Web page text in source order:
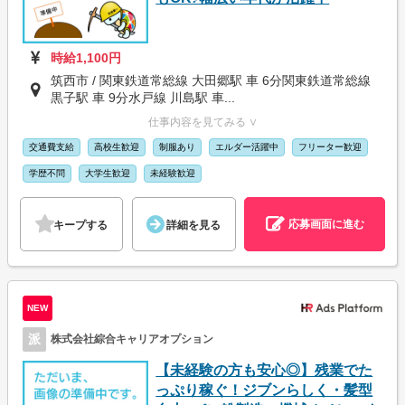
時給1,100円
筑西市 / 関東鉄道常総線 大田郷駅 車 6分関東鉄道常総線
黒子駅 車 9分水戸線 川島駅 車...
仕事内容を見てみる ∨
交通費支給 高校生歓迎 制服あり エルダー活躍中 フリーター歓迎
学歴不問 大学生歓迎 未経験歓迎
キープする 詳細を見る 応募画面に進む
NEW
派 株式会社綜合キャリアオプション
【未経験の方も安心◎】残業でた
っぷり稼ぐ！ジブンらしく・髪型